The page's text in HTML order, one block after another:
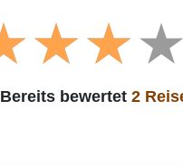
Bereits bewertet 2